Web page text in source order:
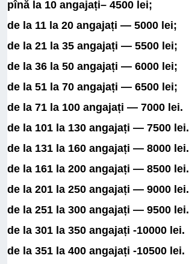
pînă la 10 angajați– 4500 lei;
de la 11 la 20 angajați — 5000 lei;
de la 21 la 35 angajați — 5500 lei;
de la 36 la 50 angajați — 6000 lei;
de la 51 la 70 angajați — 6500 lei;
de la 71 la 100 angajați — 7000 lei.
de la 101 la 130 angajați — 7500 lei.
de la 131 la 160 angajați — 8000 lei.
de la 161 la 200 angajați — 8500 lei.
de la 201 la 250 angajați — 9000 lei.
de la 251 la 300 angajați — 9500 lei.
de la 301 la 350 angajați -10000 lei.
de la 351 la 400 angajați -10500 lei.